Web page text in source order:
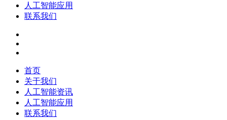
人工智能应用
联系我们
首页
关于我们
人工智能资讯
人工智能应用
联系我们